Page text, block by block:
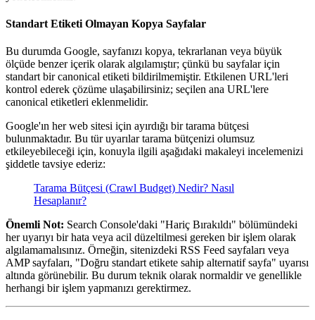
Standart Etiketi Olmayan Kopya Sayfalar
Bu durumda Google, sayfanızı kopya, tekrarlanan veya büyük
ölçüde benzer içerik olarak algılamıştır; çünkü bu sayfalar için
standart bir canonical etiketi bildirilmemiştir. Etkilenen URL'leri
kontrol ederek çözüme ulaşabilirsiniz; seçilen ana URL'lere
canonical etiketleri eklenmelidir.
Google'ın her web sitesi için ayırdığı bir tarama bütçesi
bulunmaktadır. Bu tür uyarılar tarama bütçenizi olumsuz
etkileyebileceği için, konuyla ilgili aşağıdaki makaleyi incelemenizi
şiddetle tavsiye ederiz:
Tarama Bütçesi (Crawl Budget) Nedir? Nasıl
Hesaplanır?
Önemli Not: Search Console'daki "Hariç Bırakıldı" bölümündeki
her uyarıyı bir hata veya acil düzeltilmesi gereken bir işlem olarak
algılamamalısınız. Örneğin, sitenizdeki RSS Feed sayfaları veya
AMP sayfaları, "Doğru standart etikete sahip alternatif sayfa" uyarısı
altında görünebilir. Bu durum teknik olarak normaldir ve genellikle
herhangi bir işlem yapmanızı gerektirmez.